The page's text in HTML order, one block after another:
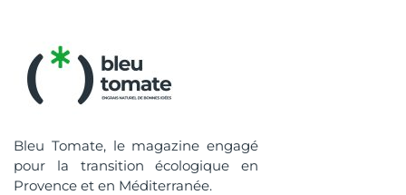
Bleu Tomate, le magazine engagé
pour la transition écologique en
Provence et en Méditerranée.